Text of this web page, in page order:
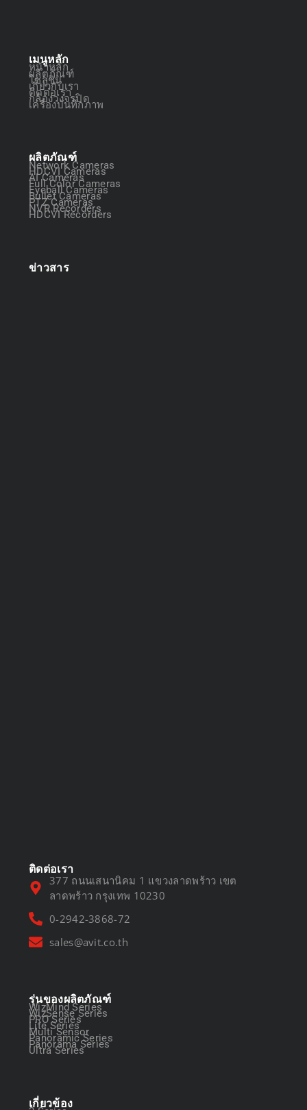
เมนูหลัก
หน้าหลัก
ผลิตภัณฑ์
โซลูชัน
เกี่ยวกับเรา
ติดต่อเรา
กล้องวงจรปิด
เครื่องบันทึกภาพ
ผลิตภัณฑ์
Network Cameras
HDCVI Cameras
AI Cameras
Full Color Cameras
Eyeball Cameras
Bullet Cameras
PTZ Cameras
NVR Recorders
HDCVI Recorders
ข่าวสาร
ติดต่อเรา
377 ถนนเสนานิคม 1 แขวงลาดพร้าว เขต
ลาดพร้าว กรุงเทพ 10230
0-2942-3868-72
sales@avit.co.th
รุ่นของผลิตภัณฑ์
WizMind Series
WizSense Series
PRO Series
Lite Series
Multi Sensor
Panoramic Series
Panorama Series
Ultra Series
เกี่ยวข้อง